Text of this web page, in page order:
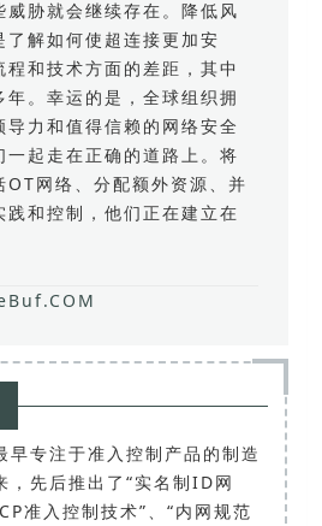
威胁就会继续存在。降低风
了解如何使超连接更加安
程和技术方面的差距，其中
年。幸运的是，全球组织拥
导力和值得信赖的网络安全
一起走在正确的道路上。将
OT网络、分配额外资源、并
践和控制，他们正在建立在
早专注于准入控制产品的制造
，先后推出了“实名制ID网
准入控制技术”、“内网规范